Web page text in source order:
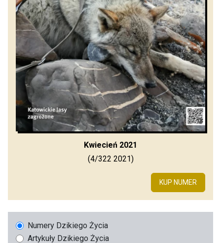
Kwiecień 2021
(4/322 2021)
KUP NUMER
Numery Dzikiego Życia
Artykuły Dzikiego Życia